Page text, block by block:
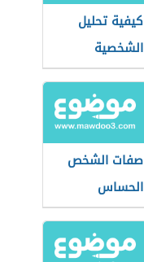
كيفية تحليل
الشخصية
صفات الشخص
الحساس